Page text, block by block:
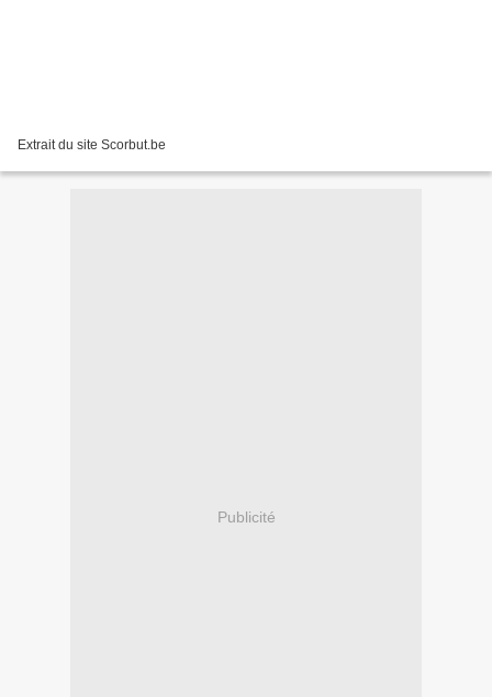
Extrait du site Scorbut.be
Publicité